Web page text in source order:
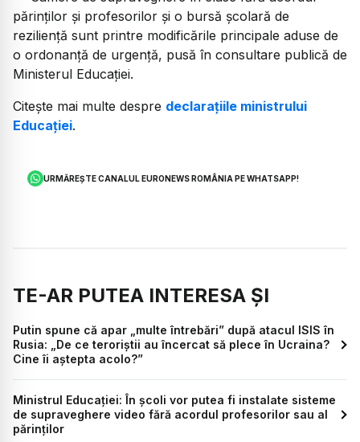
părinților și profesorilor și o bursă școlară de
reziliență sunt printre modificările principale aduse de
o ordonanță de urgență, pusă în consultare publică de
Ministerul Educației.
Citește mai multe despre declarațiile ministrului
Educației.
URMĂREȘTE CANALUL EURONEWS ROMÂNIA PE WHATSAPP!
TE-AR PUTEA INTERESA ȘI
Putin spune că apar „multe întrebări” după atacul ISIS în
Rusia: „De ce teroriştii au încercat să plece în Ucraina?
Cine îi aştepta acolo?”
Ministrul Educației: În școli vor putea fi instalate sisteme
de supraveghere video fără acordul profesorilor sau al
părinților